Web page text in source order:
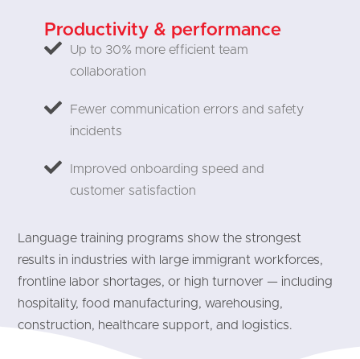
Productivity & performance
Up to 30% more efficient team
collaboration
Fewer communication errors and safety
incidents
Improved onboarding speed and
customer satisfaction
Language training programs show the strongest
results in industries with large immigrant workforces,
frontline labor shortages, or high turnover — including
hospitality, food manufacturing, warehousing,
construction, healthcare support, and logistics.